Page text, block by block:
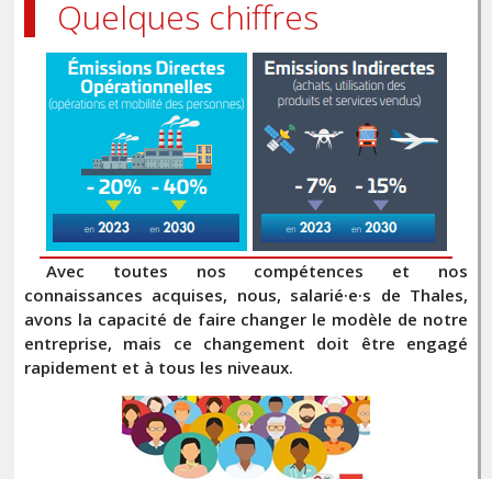
Quelques chiffres
Avec toutes nos compétences et nos
connaissances acquises, nous, salarié·e·s de Thales,
avons la capacité de faire changer le modèle de notre
entreprise, mais ce changement doit être engagé
rapidement et à tous les niveaux.